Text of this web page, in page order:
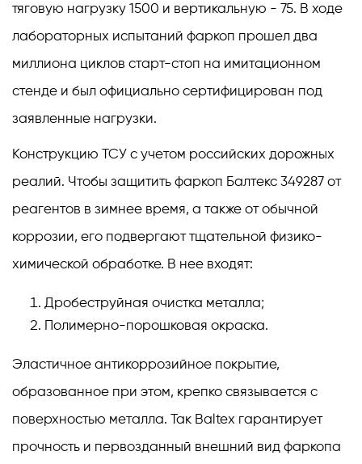
тяговую нагрузку 1500 и вертикальную - 75. В ходе
лабораторных испытаний фаркоп прошел два
миллиона циклов старт-стоп на имитационном
стенде и был официально сертифицирован под
заявленные нагрузки.
Конструкцию ТСУ с учетом российских дорожных
реалий. Чтобы защитить фаркоп Балтекс 349287 от
реагентов в зимнее время, а также от обычной
коррозии, его подвергают тщательной физико-
химической обработке. В нее входят:
Дробеструйная очистка металла;
Полимерно-порошковая окраска.
Эластичное антикоррозийное покрытие,
образованное при этом, крепко связывается с
поверхностью металла. Так Baltex гарантирует
прочность и первозданный внешний вид фаркопа